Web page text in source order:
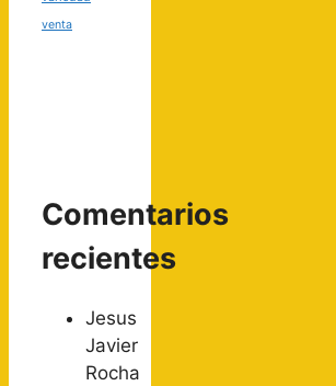
venta
Comentarios
recientes
Jesus
Javier
Rocha